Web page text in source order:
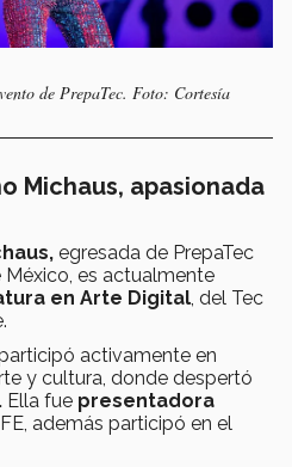
de PrepaTec. Foto: Cortesía
Michaus, apasionada
egresada de PrepaTec
es actualmente
en Arte Digital, del Tec
activamente en
y cultura, donde despertó
Ella fue presentadora
además participó en el